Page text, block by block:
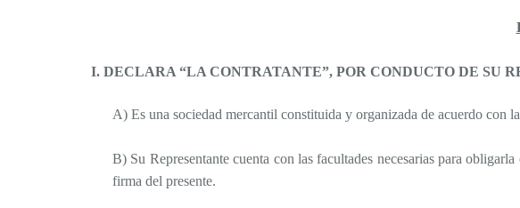
I. DECLARA “LA CONTRATANTE”, POR CONDUCTO DE SU
A) Es una sociedad mercantil constituida y organizada de acuerdo con
B) Su Representante cuenta con las facultades necesarias para
firma del presente.